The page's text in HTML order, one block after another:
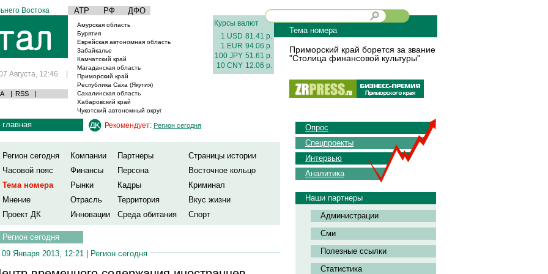
Востока АТР РФ ДФО
Августа, 12:46 |
| RSS |
Амурская область
Бурятия
Еврейская автономная область
Забайкалье
Камчатский край
Магаданская область
Приморский край
Республика Саха (Якутия)
Сахалинская область
Хабаровский край
Чукотский автономный округ
Курсы валют
1 USD 81.41 р.
1 EUR 94.06 р.
100 JPY 51.61 р.
10 CNY 12.06 р.
Тема номера
Приморский край борется за звание
"Столица финансовой культуры"
главная Рекомендует: Регион сегодня
Регион сегодня Компании Партнеры
Страницы истории
Часовой пояс
Финансы Персона
Восточное кольцо
Тема номера
Рынки Кадры
Криминал
Мнение
Отрасль Территория
Вкус жизни
Проект ДК
Инновации Среда обитания Спорт
Регион сегодня
09 Января 2013, 12:21 | Регион сегодня
Опрос
Спецпроекты
Интервью
Аналитика
Наши партнеры
Администрации
Сми
Полезные ссылки
Статистика